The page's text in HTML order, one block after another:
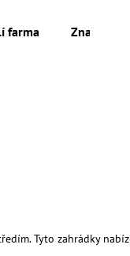
farma Značky
Tyto zahrádky